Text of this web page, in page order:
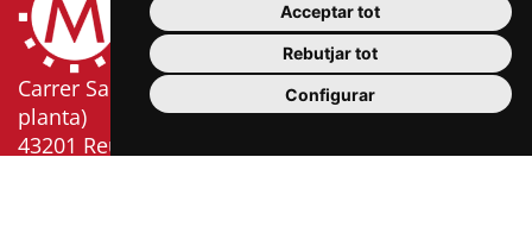
Acceptar tot
Rebutjar tot
Configurar
Carrer Sardà i Cailà, s/n (edifici Mercat Central, 2a
planta)
43201 Reus